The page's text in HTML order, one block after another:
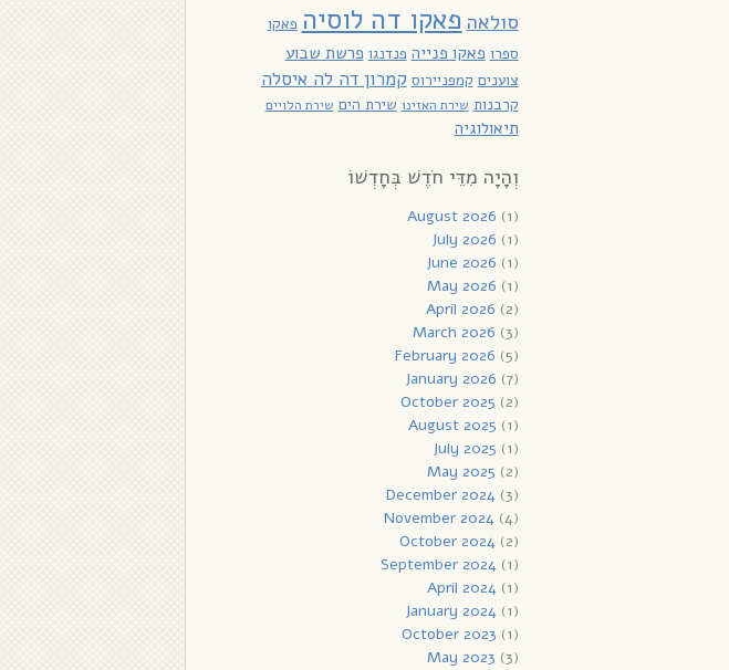
סולאה פאקו דה לוסיה פאקו
ספרו פאקו פנייה פנדנגו פרשת שבוע
צוענים קמפניירוס קמרון דה לה איסלה
קרבנות שירת האזינו שירת הים שירת הלויים
תיאולוגיה
וְהָיָה מִדֵּי חֹדֶשׁ בְּחָדְשׁוֹ
August 2026 (1)
July 2026 (1)
June 2026 (1)
May 2026 (1)
April 2026 (2)
March 2026 (3)
February 2026 (5)
January 2026 (7)
October 2025 (2)
August 2025 (1)
July 2025 (1)
May 2025 (2)
December 2024(3)
November 2024(4)
October 2024(2)
September 2024(1)
April 2024(1)
January 2024(1)
October 2023 (1)
May 2023 (3)